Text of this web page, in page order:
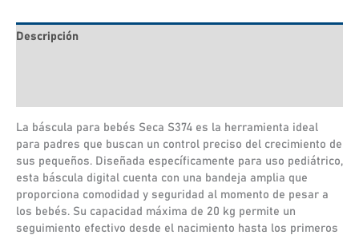
Descripción
La báscula para bebés Seca S374 es la herramienta ideal
para padres que buscan un control preciso del crecimiento de
sus pequeños. Diseñada específicamente para uso pediátrico,
esta báscula digital cuenta con una bandeja amplia que
proporciona comodidad y seguridad al momento de pesar a
los bebés. Su capacidad máxima de 20 kg permite un
seguimiento efectivo desde el nacimiento hasta los primeros